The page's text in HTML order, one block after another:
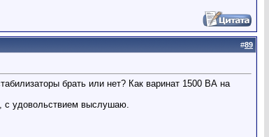
#89
брать или нет? Как варинат 1500 ВА на
с удовольствием выслушаю.